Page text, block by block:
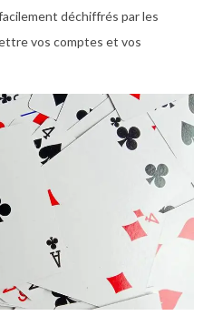
déchiffrés par les
vos comptes et vos